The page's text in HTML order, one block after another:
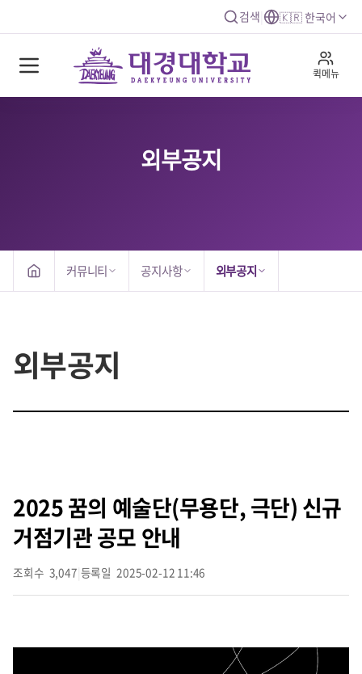
검색 🇰🇷 한국어
퀵메뉴
외부공지
커뮤니티 공지사항 외부공지
외부공지
2025 꿈의 예술단(무용단, 극단) 신규
거점기관 공모 안내
조회수 3,047 등록일 2025-02-12 11:46